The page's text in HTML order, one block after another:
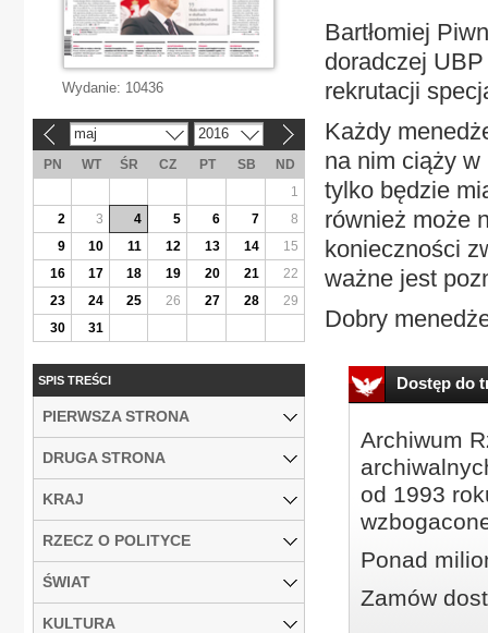
Bartłomiej
doradczej
rekrutacji
Każdy
na nim ciąży w
tylko będzie
również może
konieczności
ważne jest
Dobry
Dostęp do
Archiwum
od 1993
Ponad
Zamów
Wydanie: 10436
maj 2016
PN WT ŚR CZ PT SB
ND
1
2
3 4 5 6 7
8
9
10 11 12 13 14
15
16
17 18 19 20 21
22
23
24 25 26 27 28
29
30
31
SPIS TREŚCI
PIERWSZA STRONA
DRUGA STRONA
KRAJ
RZECZ O POLITYCE
ŚWIAT
KULTURA